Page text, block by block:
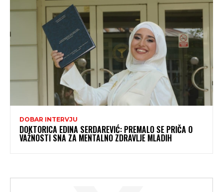
DOBAR INTERVJU
DOKTORICA EDINA SERDAREVIĆ: PREMALO SE PRIČA O
VAŽNOSTI SNA ZA MENTALNO ZDRAVLJE MLADIH